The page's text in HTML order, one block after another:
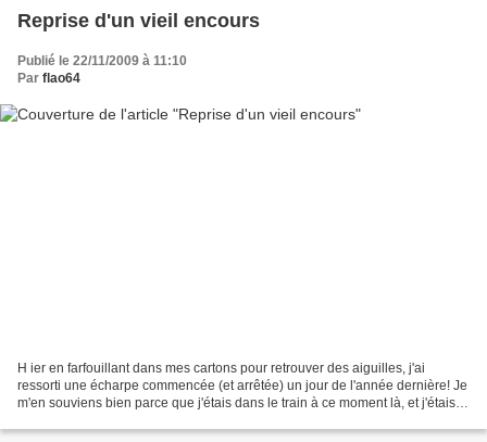
Reprise d'un vieil encours
Publié le 22/11/2009 à 11:10
Par flao64
H ier en farfouillant dans mes cartons pour retrouver des aiguilles, j'ai
ressorti une écharpe commencée (et arrêtée) un jour de l'année dernière! Je
m'en souviens bien parce que j'étais dans le train à ce moment là, et j'étais